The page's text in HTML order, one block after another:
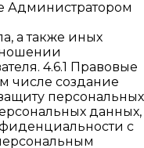
Администратором
а также иных
4.6.1 Правовые
числе создание
персональных
данных,
с